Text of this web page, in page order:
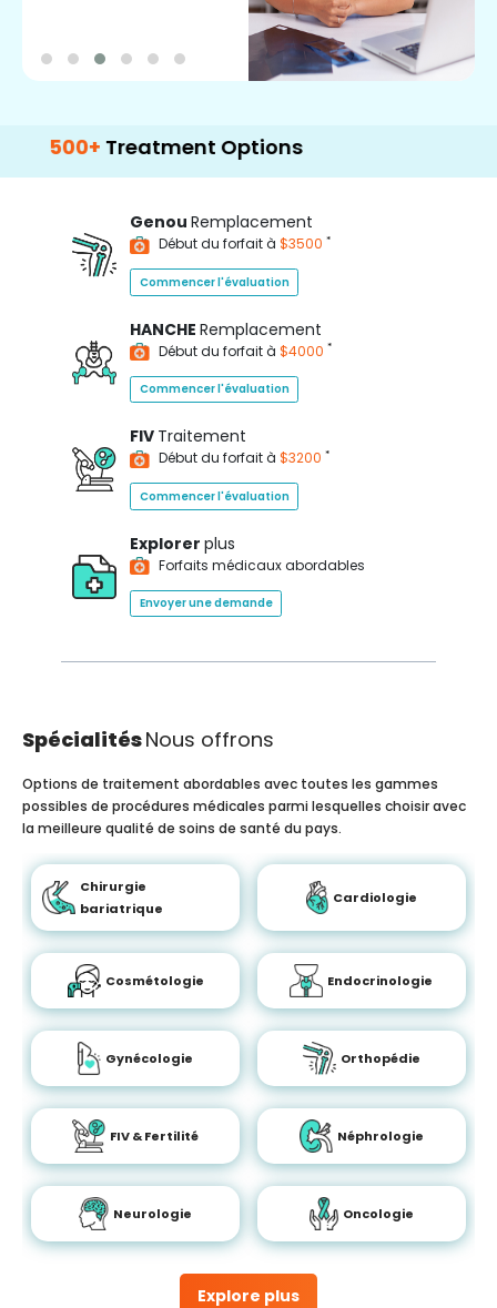
Treatment Options
Genou Remplacement
Début du forfait à $3500 *
Commencer l'évaluation
HANCHE Remplacement
Début du forfait à $4000 *
Commencer l'évaluation
FIV Traitement
Début du forfait à $3200 *
Commencer l'évaluation
Explorer plus
Forfaits médicaux abordables
Envoyer une demande
SpécialitésNous offrons
Explore plus
Options de traitement abordables avec toutes les gammes
possibles de procédures médicales parmi lesquelles choisir avec
la meilleure qualité de soins de santé du pays.
Chirurgie
bariatrique
Cardiologie
Cosmétologie Endocrinologie
Gynécologie Orthopédie
FIV & Fertilité Néphrologie
Neurologie Oncologie